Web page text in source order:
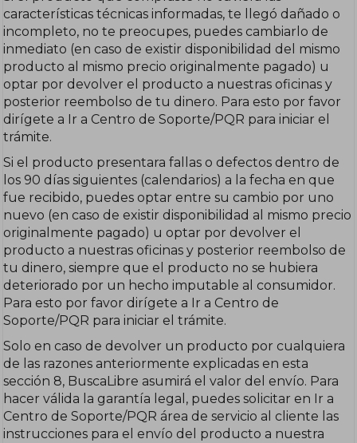
características técnicas informadas, te llegó dañado o
incompleto, no te preocupes, puedes cambiarlo de
inmediato (en caso de existir disponibilidad del mismo
producto al mismo precio originalmente pagado) u
optar por devolver el producto a nuestras oficinas y
posterior reembolso de tu dinero. Para esto por favor
dirígete a Ir a Centro de Soporte/PQR para iniciar el
trámite.
Si el producto presentara fallas o defectos dentro de
los 90 días siguientes (calendarios) a la fecha en que
fue recibido, puedes optar entre su cambio por uno
nuevo (en caso de existir disponibilidad al mismo precio
originalmente pagado) u optar por devolver el
producto a nuestras oficinas y posterior reembolso de
tu dinero, siempre que el producto no se hubiera
deteriorado por un hecho imputable al consumidor.
Para esto por favor dirígete a Ir a Centro de
Soporte/PQR para iniciar el trámite.
Solo en caso de devolver un producto por cualquiera
de las razones anteriormente explicadas en esta
sección 8, BuscaLibre asumirá el valor del envío. Para
hacer válida la garantía legal, puedes solicitar en Ir a
Centro de Soporte/PQR área de servicio al cliente las
instrucciones para el envío del producto a nuestra